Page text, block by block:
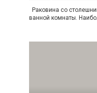
Раковина со
ванной комнаты.